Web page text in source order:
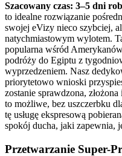
Szacowany czas: 3–5 dni
to idealne rozwiązanie
swojej eVizy nieco szybciej,
natychmiastowym wylotem.
popularna wśród
podróży do Egiptu z
wyprzedzeniem. Nasz
priorytetowo wnioski
zostanie sprawdzona,
to możliwe, bez uszczerbku
tę usługę ekspresową
spokój ducha, jaki zapewnia,
Przetwarzanie Super-